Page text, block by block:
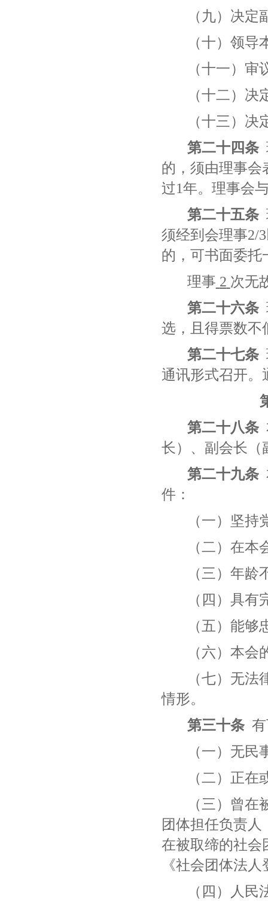
（九）决
（十）领
（十一）
（十二）
（十三）
第二十四条
的，须由理事会
过1年。理事会
第二十五条
须经到会理事2/
的，可书面委托
理事 2 次无
第二十六条
选，且得票数不
第二十七条
通讯形式召开。
第二十八条
长）、副会长（
第二十九条
件：
（一）坚
（二）在
（三）年龄
（四）具
（五）能
（六）本
（七）无
情形。
第三十条
（一）无
（二）正
（三）曾
团体担任负责
在被取缔的社会
《社会团体法
（四）人